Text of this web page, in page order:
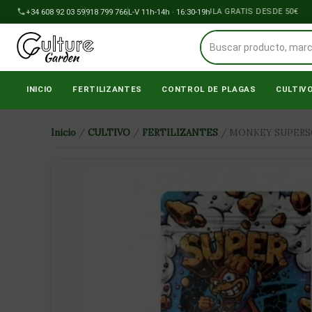
al
contenido
+34 608 92 03 59918 799 766L-V 11h-14h · 16:30-19h
ENVÍOS A PENÍNSULA GRATIS DESDE 50€
INICIO FERTILIZANTES CONTROL DE PLAGAS CULTIVO
Inicio / CULTIVO / FERTILIZANTES / MONKEY